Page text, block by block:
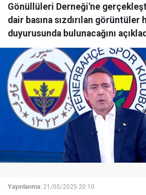
Gönüllüleri Derneği'ne
dair basına sızdırılan görüntüler
duyurusunda bulunacağını
Yayınlanma: 21/05/2025 20:10